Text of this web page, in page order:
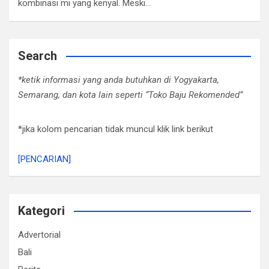
kombinasi mi yang kenyal. Meski…
Search
*ketik informasi yang anda butuhkan di Yogyakarta,
Semarang, dan kota lain seperti “Toko Baju Rekomended”
*jika kolom pencarian tidak muncul klik link berikut
[PENCARIAN]
Kategori
Advertorial
Bali